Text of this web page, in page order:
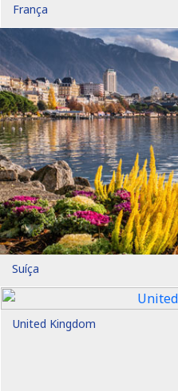
França
Suíça
United Kingdom